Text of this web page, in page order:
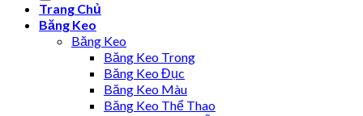
Trang Chủ
Băng Keo
Băng Keo
Băng Keo Trong
Băng Keo Đục
Băng Keo Màu
Băng Keo Thể Thao